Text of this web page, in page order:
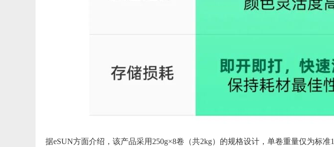
据eSUN方面介绍，该产品采用250g×8卷（共2kg）的规格设计，单卷重量仅为标